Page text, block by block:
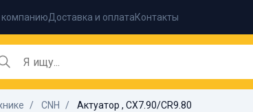
компаниюДоставка и оплатаКонтакты
CNH Актуатор , CX7.90/CR9.80